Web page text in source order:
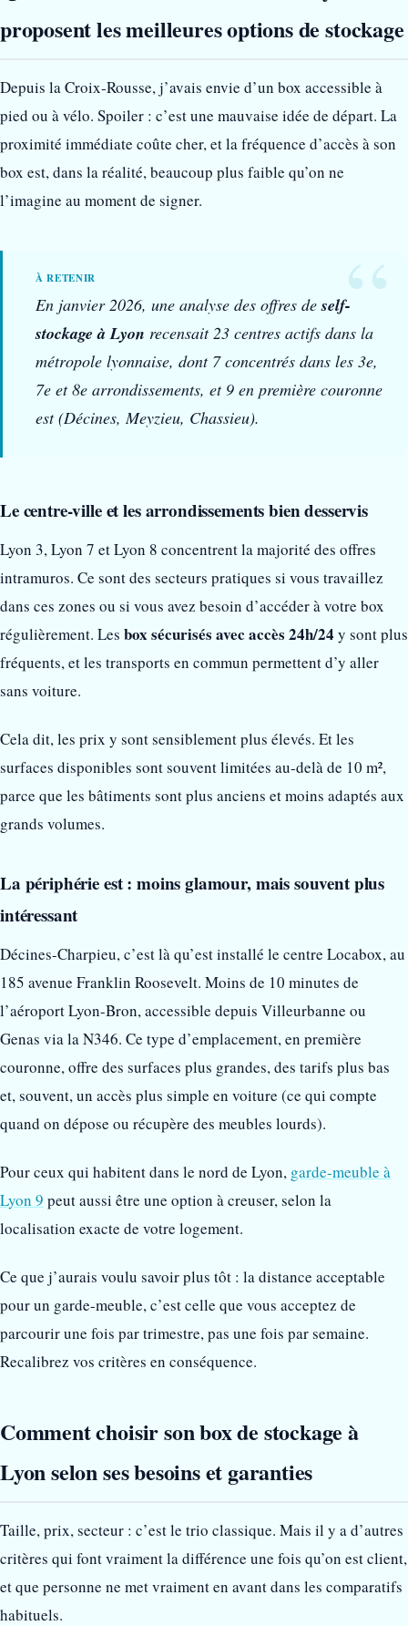
proposent les meilleures options de stockage
Depuis la Croix-Rousse, j’avais envie d’un box accessible à
pied ou à vélo. Spoiler : c’est une mauvaise idée de départ. La
proximité immédiate coûte cher, et la fréquence d’accès à son
box est, dans la réalité, beaucoup plus faible qu’on ne
l’imagine au moment de signer.
En janvier 2026, une analyse des offres deself-
stockage à Lyon recensait 23 centres actifs dans la
métropole lyonnaise, dont 7 concentrés dans les 3e,
7e et 8e arrondissements, et 9 en première couronne
est (Décines, Meyzieu, Chassieu).
Le centre-ville et les arrondissements bien desservis
Lyon 3, Lyon 7 et Lyon 8 concentrent la majorité des offres
intramuros. Ce sont des secteurs pratiques si vous travaillez
dans ces zones ou si vous avez besoin d’accéder à votre box
régulièrement. Les box sécurisés avec accès 24h/24 y sont plus
fréquents, et les transports en commun permettent d’y aller
sans voiture.
Cela dit, les prix y sont sensiblement plus élevés. Et les
surfaces disponibles sont souvent limitées au-delà de 10 m²,
parce que les bâtiments sont plus anciens et moins adaptés aux
grands volumes.
La périphérie est : moins glamour, mais souvent plus
intéressant
Décines-Charpieu, c’est là qu’est installé le centre Locabox, au
185 avenue Franklin Roosevelt. Moins de 10 minutes de
l’aéroport Lyon-Bron, accessible depuis Villeurbanne ou
Genas via la N346. Ce type d’emplacement, en première
couronne, offre des surfaces plus grandes, des tarifs plus bas
et, souvent, un accès plus simple en voiture (ce qui compte
quand on dépose ou récupère des meubles lourds).
Pour ceux qui habitent dans le nord de Lyon, garde-meuble à
Lyon 9 peut aussi être une option à creuser, selon la
localisation exacte de votre logement.
Ce que j’aurais voulu savoir plus tôt : la distance acceptable
pour un garde-meuble, c’est celle que vous acceptez de
parcourir une fois par trimestre, pas une fois par semaine.
Recalibrez vos critères en conséquence.
Comment choisir son box de stockage à
Lyon selon ses besoins et garanties
Taille, prix, secteur : c’est le trio classique. Mais il y a d’autres
critères qui font vraiment la différence une fois qu’on est client,
et que personne ne met vraiment en avant dans les comparatifs
habituels.